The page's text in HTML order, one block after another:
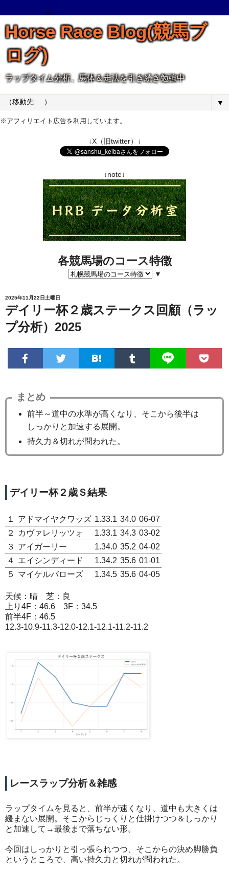
Horse Race Blog(競馬ブ
ログ)
ラップタイム分析、馬体＆走法を引き続き勉強中
▼
※アフィリエイト広告を利用しています。
↓X（旧twitter）↓
↓note↓
各競馬場のコース特徴
▼
2025年11月22日土曜日
デイリー杯２歳ステークス回顧（ラッ
プ分析）2025
まとめ
前半～道中の水準が高くなり、そこから後半は
しっかりと加速する展開。
持久力＆切れが問われた。
デイリー杯２歳Ｓ結果
１ アドマイヤクワッズ 1.33.1 34.0 06-07
２
カヴァレリッツォ 1.33.1 34.3 03-02
３
アイガーリー 1.34.0 35.2 04-02
４ エイシンディード 1.34.2 35.6 01-01
５
マイケルバローズ 1.34.5 35.6 04-05
天候：晴 芝：良
上り4F：46.6 3F：34.5
前半4F：46.5
12.3-10.9-11.3-12.0-12.1-12.1-11.2-11.2
レースラップ分析＆雑感
ラップタイムを見ると、前半が速くなり、道中も大きくは
緩まない展開。そこからじっくりと仕掛けつつ＆しっかり
と加速して→最後まで落ちない形。
今回はしっかりと引っ張られつつ、そこからの決め脚勝負
というところで、高い持久力と切れが問われた。